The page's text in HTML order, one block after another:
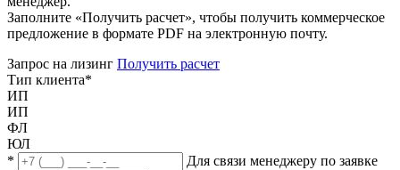
Заполните «Получить расчет», чтобы получить коммерческое
предложение в формате PDF на электронную почту.
Запрос на лизинг Получить расчет
Тип клиента*
ИП
ИП
ФЛ
ЮЛ
*
Для связи менеджеру по заявке